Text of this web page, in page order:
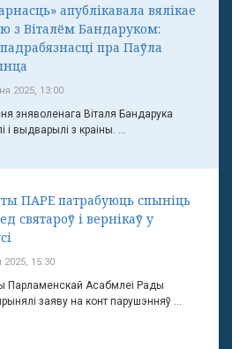
апублікавала вялікае
з Віталём Бандаруком:
пра Паўла
2025, 13:00
зняволенага Віталя Бандарука
і выдварылі з краіны. ...
ПАРЕ патрабуюць спыніць
святароў і вернікаў у
2025, 15:30
Парламенскай Асабмлеі Рады
заяву на конт парушэнняў ...